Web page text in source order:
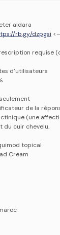
aldara
rb.gy/dzpgsi
requise
d’utilisateurs
de la
(une
du cuir chevelu.
topical
Cream